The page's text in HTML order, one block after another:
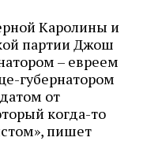
Каролины и
партии Джош
– евреем
губернатором
от
когда-то
пишет